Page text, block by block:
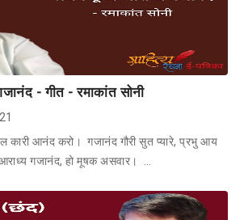
- गीत - रमाकांत सोनी
मंगल कारी आनंद करो। गजानंद गौरी सुत प्यारे, प्रभु आय
गजानंद, हो मूषक असवार। …